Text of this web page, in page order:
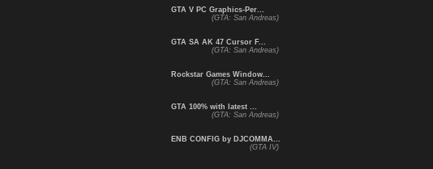
GTA V PC Graphics-Per...
(GTA: San Andreas)
GTA SA AK 47 Cursor F...
(GTA: San Andreas)
Rockstar Games Window...
(GTA: San Andreas)
GTA 100% with latest ...
(GTA: San Andreas)
ENB CONFIG by DJCOMMA...
(GTA IV)